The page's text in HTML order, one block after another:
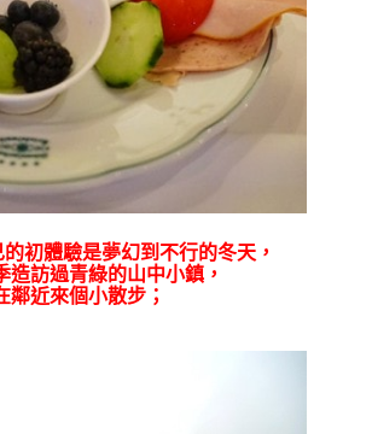
初體驗是夢幻到不行的冬天，
造訪過青綠的山中小鎮，
鄰近來個小散步；